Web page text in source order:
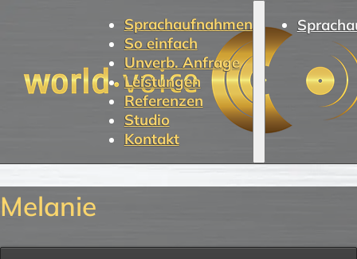
Sprachaufnahmen
So einfach
Unverb. Anfrage
Leistungen
Referenzen
Studio
Kontakt
Melanie